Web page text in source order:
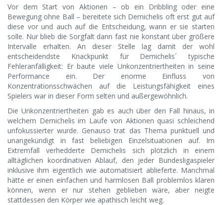
Vor dem Start von Aktionen – ob ein Dribbling oder eine
Bewegung ohne Ball – bereitete sich Demichelis oft erst gut auf
diese vor und auch auf die Entscheidung, wann er sie starten
solle. Nur blieb die Sorgfalt dann fast nie konstant über größere
Intervalle erhalten. An dieser Stelle lag damit der wohl
entscheidendste Knackpunkt für Demichelis´ typische
Fehleranfälligkeit: Er baute viele Unkonzentriertheiten in seine
Performance ein. Der enorme Einfluss von
Konzentrationsschwächen auf die Leistungsfähigkeit eines
Spielers war in dieser Form selten und außergewöhnlich.
Die Unkonzentriertheiten gab es auch über den Fall hinaus, in
welchem Demichelis im Laufe von Aktionen quasi schleichend
unfokussierter wurde. Genauso trat das Thema punktuell und
unangekündigt in fast beliebigen Einzelsituationen auf. Im
Extremfall verhedderte Demichelis sich plötzlich in einem
alltäglichen koordinativen Ablauf, den jeder Bundesligaspieler
inklusive ihm eigentlich wie automatisiert ablieferte. Manchmal
hätte er einen einfachen und harmlosen Ball problemlos klären
können, wenn er nur stehen geblieben wäre, aber neigte
stattdessen den Körper wie apathisch leicht weg.